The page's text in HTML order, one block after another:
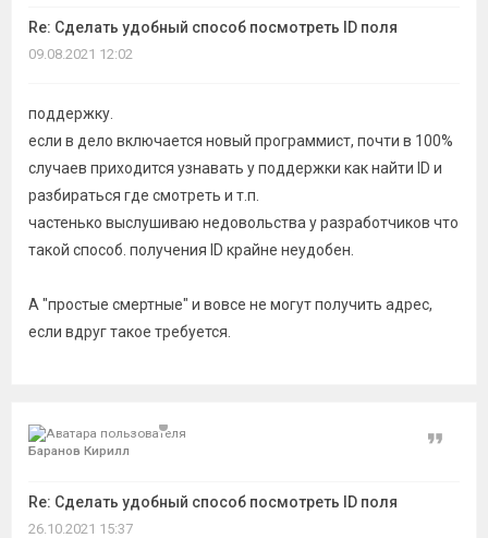
Re: Сделать удобный способ посмотреть ID поля
09.08.2021 12:02
поддержку.
если в дело включается новый программист, почти в 100%
случаев приходится узнавать у поддержки как найти ID и
разбираться где смотреть и т.п.
частенько выслушиваю недовольства у разработчиков что
такой способ. получения ID крайне неудобен.
А "простые смертные" и вовсе не могут получить адрес,
если вдруг такое требуется.
Баранов Кирилл
Re: Сделать удобный способ посмотреть ID поля
Цитата
26.10.2021 15:37